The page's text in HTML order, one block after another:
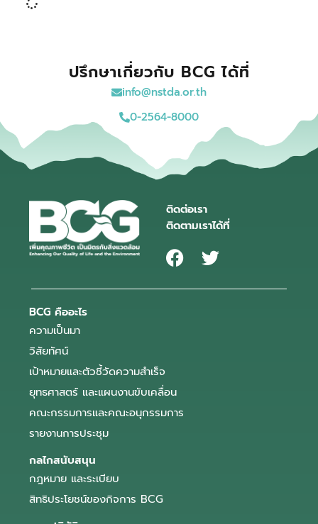
ปรึกษาเกี่ยวกับ BCG ได้ที่
info@nstda.or.th
0-2564-8000
ติดต่อเรา
ติดตามเราได้ที่
BCG คืออะไร
ความเป็นมา
วิสัยทัศน์
เป้าหมายและตัวชี้วัดความสำเร็จ
ยุทธศาสตร์ และแผนงานขับเคลื่อน
คณะกรรมการและคณะอนุกรรมการ
รายงานการประชุม
กลไกสนับสนุน
กฎหมาย และระเบียบ
สิทธิประโยชน์ของกิจการ BCG